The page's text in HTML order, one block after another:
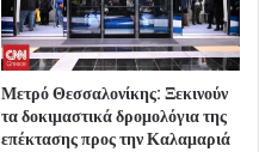
Μετρό Θεσσαλονίκης: Ξεκινούν
τα δοκιμαστικά δρομολόγια της
επέκτασης προς την Καλαμαριά